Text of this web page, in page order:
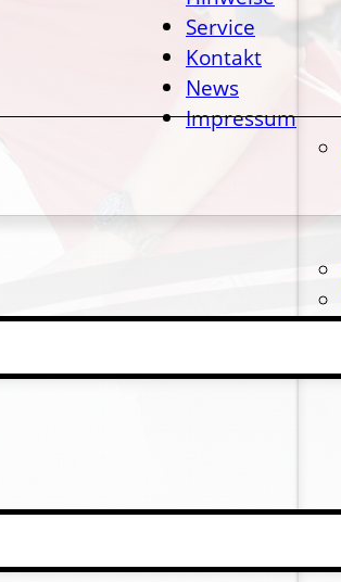
Service
Kontakt
News
Impressum